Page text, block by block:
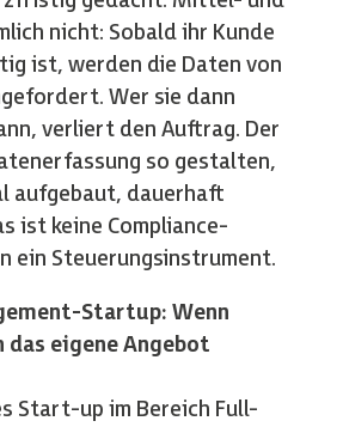
nicht: Sobald ihr Kunde
ist, werden die Daten von
Wer sie dann
verliert den Auftrag. Der
so gestalten,
aufgebaut, dauerhaft
ist keine Compliance-
ein Steuerungsinstrument.
Startup: Wenn
das eigene Angebot
Start-up im Bereich Full-